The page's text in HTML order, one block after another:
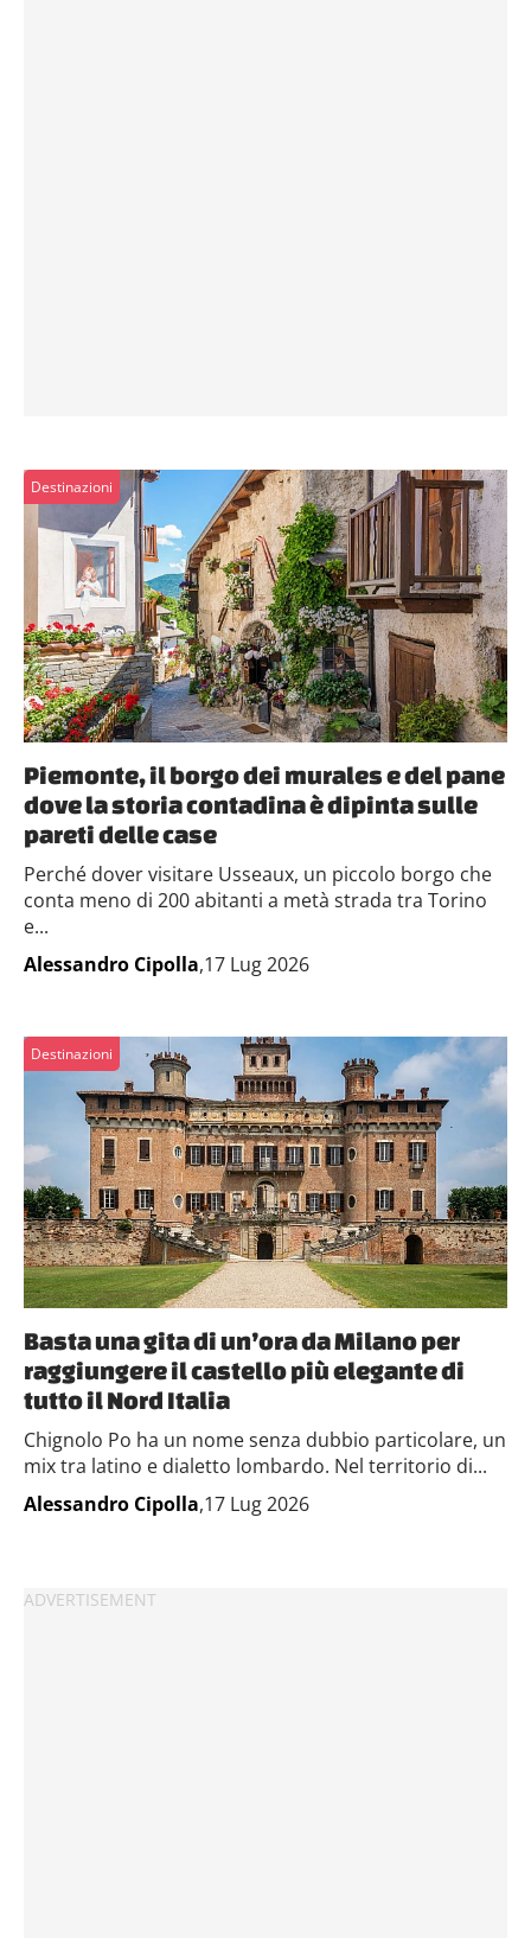
Destinazioni
Piemonte, il borgo dei murales e del pane
dove la storia contadina è dipinta sulle
pareti delle case
Perché dover visitare Usseaux, un piccolo borgo che
conta meno di 200 abitanti a metà strada tra Torino
e...
Alessandro Cipolla,17 Lug 2026
Destinazioni
Basta una gita di un’ora da Milano per
raggiungere il castello più elegante di
tutto il Nord Italia
Chignolo Po ha un nome senza dubbio particolare, un
mix tra latino e dialetto lombardo. Nel territorio di...
Alessandro Cipolla,17 Lug 2026